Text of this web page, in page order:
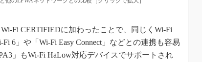
Fi CERTIFIEDに加わったことで、同じくWi-Fi
6」や「Wi-Fi Easy Connect」などとの連携も容易
」もWi-Fi HaLow対応デバイスでサポートされ